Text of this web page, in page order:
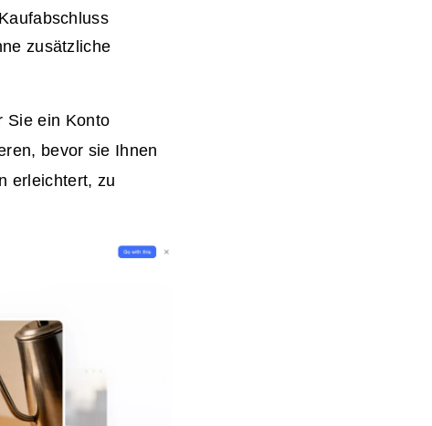
zusätzliche
Sie ein Konto
bevor sie Ihnen
erleichtert, zu